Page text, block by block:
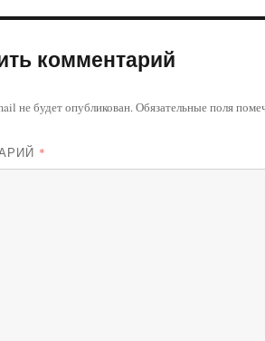
комментарий
не будет опубликован.Обязательные поля
*